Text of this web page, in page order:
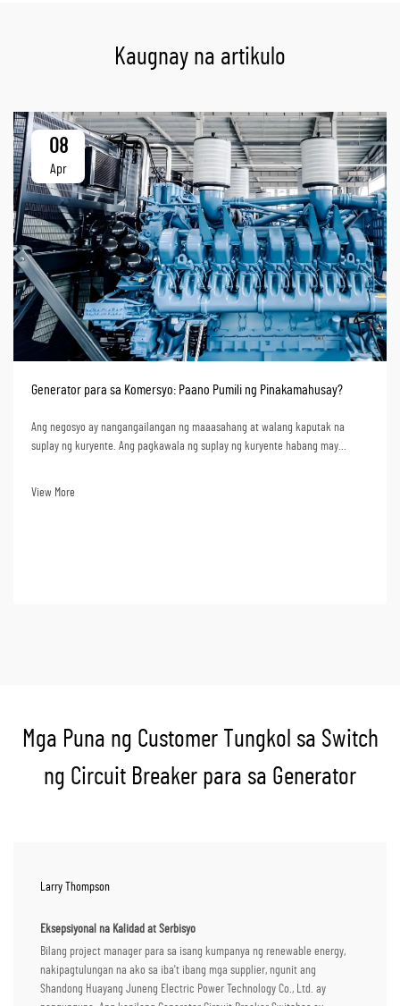
Kaugnay na artikulo
08
Apr
Generator para sa Komersyo: Paano Pumili ng Pinakamahusay?
Ang negosyo ay nangangailangan ng maaasahang at walang kaputak na
suplay ng kuryente. Ang pagkawala ng suplay ng kuryente habang may
View More
Mga Puna ng Customer Tungkol sa Switch
ng Circuit Breaker para sa Generator
Larry Thompson
Eksepsiyonal na Kalidad at Serbisyo
Bilang project manager para sa isang kumpanya ng renewable energy,
nakipagtulungan na ako sa iba't ibang mga supplier, ngunit ang
Shandong Huayang Juneng Electric Power Technology Co., Ltd. ay